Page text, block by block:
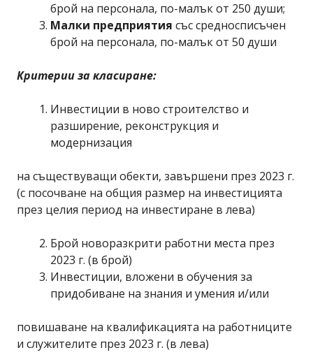
брой на персонала, по-малък от 250 души;
Малки предприятия със средносписъчен
брой на персонала, по-малък от 50 души
Критерии за класиране:
Инвестиции в ново строителство и
разширение, реконструкция и
модернизация
на съществуващи обекти, завършени през 2023 г.
(с посочване на общия размер на инвестицията
през целия период на инвестиране в лева)
Брой новоразкрити работни места през
2023 г. (в брой)
Инвестиции, вложени в обучения за
придобиване на знания и умения и/или
повишаване на квалификацията на работниците
и служителите през 2023 г. (в лева)